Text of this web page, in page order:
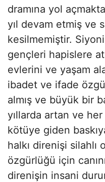
dramına yol
yıl devam etmiş ve
kesilmemiştir.
gençleri hapislere
evlerini ve yaşam
ibadet ve ifade
almış ve büyük bir
yıllarda artan ve
kötüye giden
halkı direnişi silahlı
özgürlüğü için
direnişin insani